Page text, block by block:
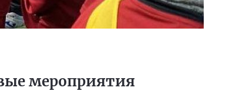
мероприятия